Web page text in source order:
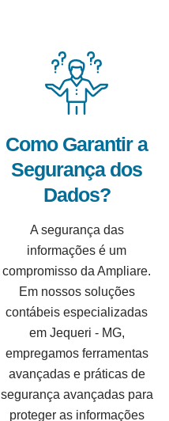
Como Garantir a
Segurança dos
Dados?
A segurança das
informações é um
compromisso da Ampliare.
Em nossos soluções
contábeis especializadas
em Jequeri - MG,
empregamos ferramentas
avançadas e práticas de
segurança avançadas para
proteger as informações